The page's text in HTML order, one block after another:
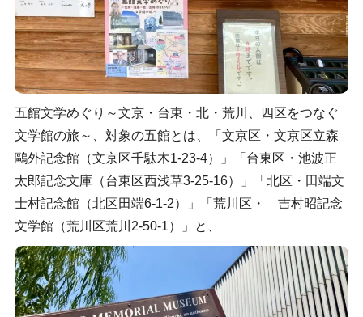
五館文学めぐり～文京・台東・北・荒川、四区をつなぐ
文学館の旅～、対象の五館とは、「文京区・文京区立森
鷗外記念館（文京区千駄木1-23-4）」「台東区・池波正
太郎記念文庫（台東区西浅草3-25-16）」「北区・田端文
士村記念館（北区田端6-1-2）」「荒川区・ 吉村昭記念
文学館（荒川区荒川2-50-1）」と、